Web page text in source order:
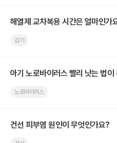
해열제 교차복용 시간은 얼마인가
감기
아기 노로바이러스 빨리 낫는 법이
노로바이러스
건선 피부염 원인이 무엇인가요?